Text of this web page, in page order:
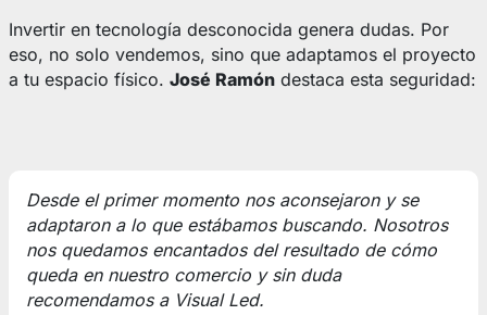
Invertir en tecnología desconocida genera dudas. Por
eso, no solo vendemos, sino que adaptamos el proyecto
a tu espacio físico. José Ramón destaca esta seguridad:
Desde el primer momento nos aconsejaron y se
adaptaron a lo que estábamos buscando. Nosotros
nos quedamos encantados del resultado de cómo
queda en nuestro comercio y sin duda
recomendamos a Visual Led.